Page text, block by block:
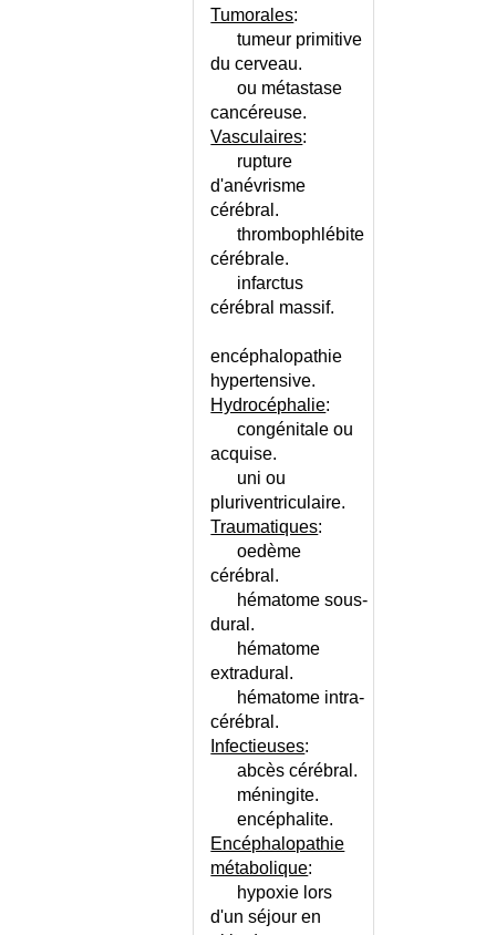
INFECTION DU POST-PARTUM
CELLULAIRE SOUS-CUTANE
INFECTION GENITALE DE
INFECTION GENITALE HAUTE
INFECTION NOSOCOMIALE
INFECTION OU ALLERGIE
INFECTION SUR PROTHESE
INFECTION URINAIRE CHEZ
INFECTION URINAIRE CHEZ
INFECTION URINAIRE CHEZ LA
INFECTION URINAIRE CHEZ LE
INFECTIONS EMERGENTES
INFECTIONS OPPORTUNISTES
INFECTIONS RESPIRATOIRES
RECIDIVANTES ADULTE
INFECTIONS RESPIRATOIRES
RECIDIVANTES ENFANT
INFECTIONS SEXUELLEMENT
INFECTIONS SEXUELLEMENT
TRANSMISSIBLES - CONSEILS
INFECTIONS SEXUELLEMENT
INFILTRATION DU FOIE
INFILTRATION EXTRADURALE
Tumorales:
tumeur primitive
du cerveau.
ou métastase
cancéreuse.
Vasculaires:
rupture
d'anévrisme
cérébral.
thrombophlébite
cérébrale.
infarctus
cérébral massif.
encéphalopathie
hypertensive.
Hydrocéphalie:
congénitale ou
acquise.
uni ou
pluriventriculaire.
Traumatiques:
oedème
cérébral.
hématome sous-
dural.
hématome
extradural.
hématome intra-
cérébral.
Infectieuses:
abcès cérébral.
méningite.
encéphalite.
Encéphalopathie
métabolique:
hypoxie lors
d'un séjour en